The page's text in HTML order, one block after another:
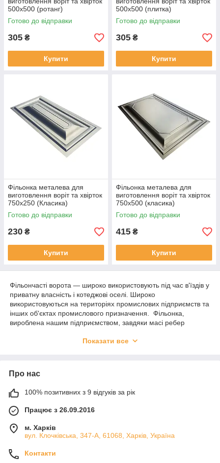
500х500 (ротанг)
Готово до відправки
305 ₴
Купити
500х500 (плитка)
Готово до відправки
305 ₴
Купити
Фільонка металева для
виготовлення воріт та хвірток
750х250 (Класика)
Готово до відправки
230 ₴
Купити
Фільонка металева для
виготовлення воріт та хвірток
750х500 (класика)
Готово до відправки
415 ₴
Купити
Фільончасті ворота — широко використовують під час в'їздів у
приватну власність і котеджові оселі. Широко
використовуються на територіях промислових підприємств та
інших об'єктах промислового призначення. Фільонка,
вироблена нашим підприємством, завдяки масі ребер
цього, цей виріб є геометрично правильним у всіх площинах,
дизайн, висока якість виготовлення, підвищена міцність —
основні переваги цього виробу.
Показати все
Про нас
100% позитивних з 9 відгуків за рік
Працює з 26.09.2016
м. Харків
вул. Клочківська, 347-А, 61068, Харків, Україна
Контакти